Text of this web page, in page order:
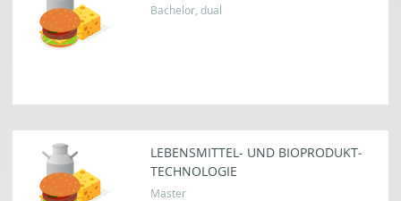
Bachelor, dual
LEBEN­SMITTEL- UND BIO­PRODUKT­
TECHNOLOGIE
Master